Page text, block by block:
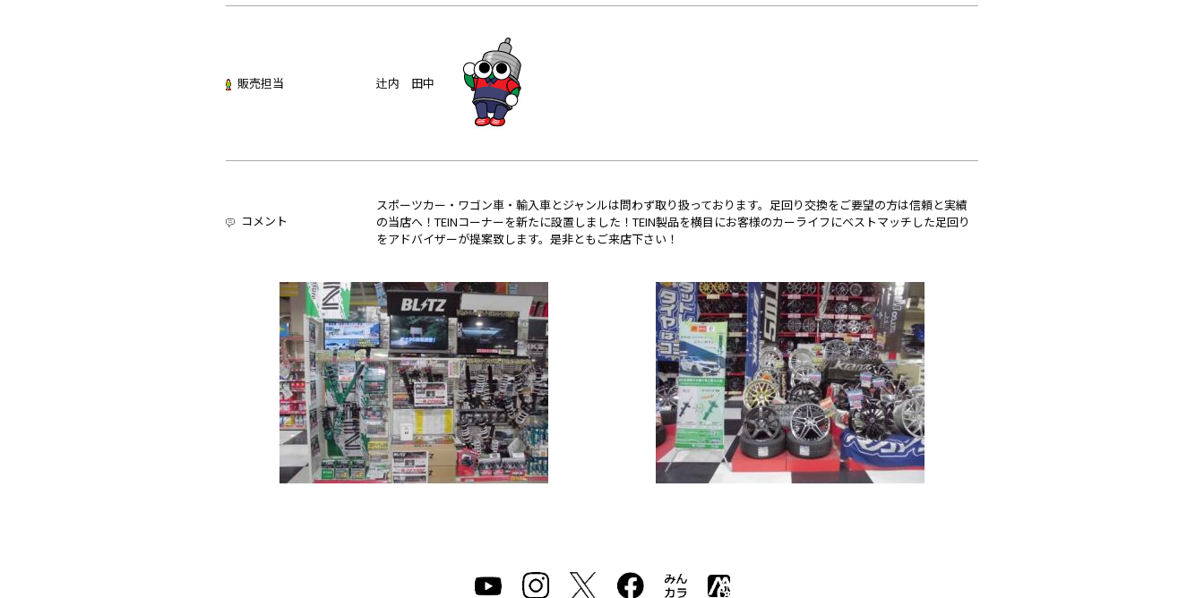
販売担当 辻内 田中
コメント
スポーツカー・ワゴン車・輸入車とジャンルは問わず取り扱っております。足回り交換をご要望の方は信頼と実績
の当店へ！TEINコーナーを新たに設置しました！TEIN製品を横目にお客様のカーライフにベストマッチした足回り
をアドバイザーが提案致します。是非ともご来店下さい！